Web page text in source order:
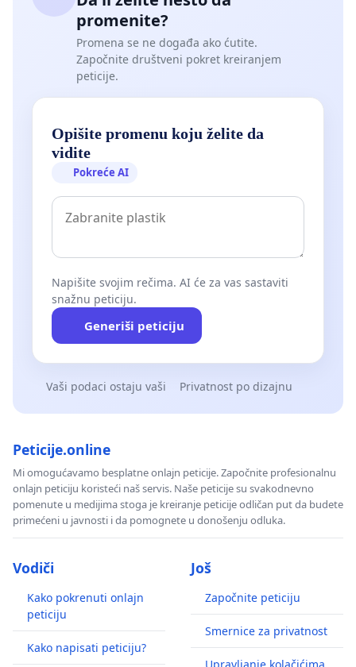
promenite?
Promena se ne događa ako ćutite.
Započnite društveni pokret kreiranjem
peticije.
Opišite promenu koju želite da
vidite
Pokreće AI
Napišite svojim rečima. AI će za vas sastaviti
snažnu peticiju.
Generiši peticiju
Vaši podaci ostaju vaši Privatnost po dizajnu
Peticije.online
Mi omogućavamo besplatne onlajn peticije. Započnite profesionalnu
onlajn peticiju koristeći naš servis. Naše peticije su svakodnevno
pomenute u medijima stoga je kreiranje peticije odličan put da budete
primećeni u javnosti i da pomognete u donošenju odluka.
Vodiči
Kako pokrenuti onlajn
peticiju
Kako napisati peticiju?
Još
Započnite peticiju
Smernice za privatnost